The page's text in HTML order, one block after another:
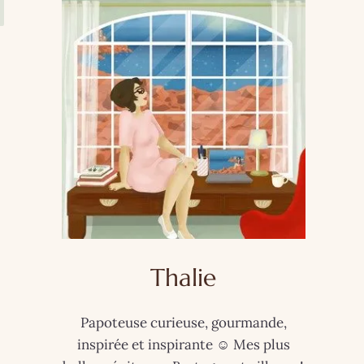
Thalie
Papoteuse curieuse, gourmande,
inspirée et inspirante ☺️ Mes plus